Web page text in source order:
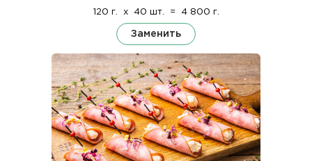
120 г. x 40 шт. = 4 800 г.
Заменить